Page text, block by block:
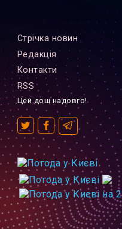
Стрiчка новин
Редакцiя
Контакти
RSS
Цей дощ надовго!